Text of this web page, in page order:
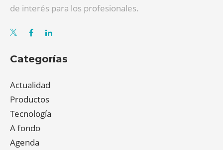
de interés para los profesionales.
Categorías
Actualidad
Productos
Tecnología
A fondo
Agenda